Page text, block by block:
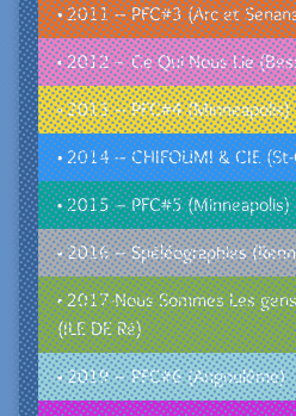
• 2011 – PFC#3 (Arc et
• 2012 – Ce Qui Nous Lie
• 2013 – PFC#4 (Minneapolis)
• 2014 – CHIFOUMI & CIE
• 2015 – PFC#5 (Minneapolis)
• 2016 – Spéléographies
• 2017-Nous Sommes Les
(ILE DE Ré)
• 2019 – PFC#6 (Angoulême)